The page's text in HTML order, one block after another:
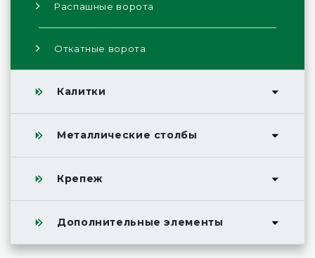
Распашные ворота
Откатные ворота
Калитки
Металлические столбы
Крепеж
Дополнительные элементы